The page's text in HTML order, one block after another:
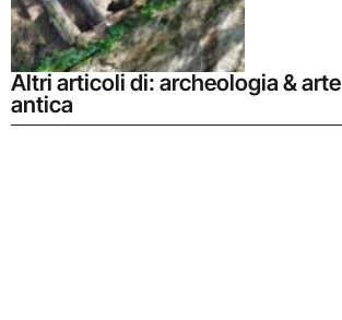
Altri articoli di: archeologia & arte
antica